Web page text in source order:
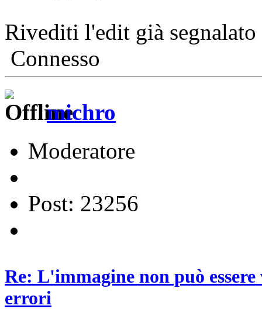
Rivediti l'edit già
Connesso
michro
Moderatore
Post: 23256
Re: L'immagine non può
errori